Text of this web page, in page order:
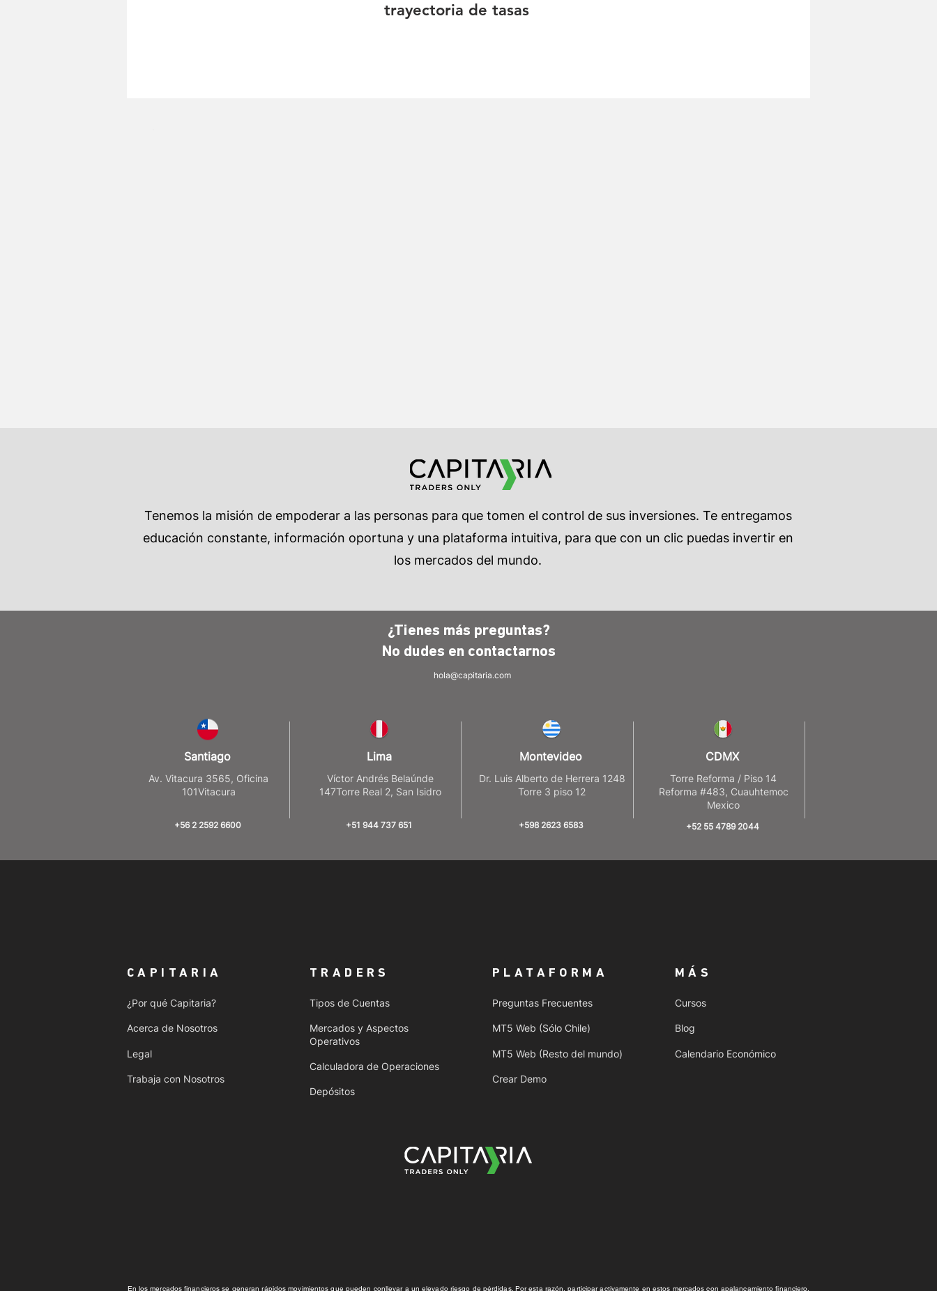
trayectoria de tasas
Tenemos la misión de empoderar a las personas para que tomen el control de sus inversiones. Te entregamos
educación constante, información oportuna y una plataforma intuitiva, para que con un clic puedas invertir en
los mercados del mundo.
¿Tienes más preguntas?
No dudes en contactarnos
hola@capitaria.com
Santiago
Av. Vitacura 3565, Oficina
101Vitacura
+56 2 2592 6600
Lima
Víctor Andrés Belaúnde
147Torre Real 2, San Isidro
+51 944 737 651
Montevideo
Dr. Luis Alberto de Herrera 1248
Torre 3 piso 12
+598 2623 6583
CDMX
Torre Reforma / Piso 14
Reforma #483, Cuauhtemoc
Mexico
+52 55 4789 2044
CAPITARIA
¿Por qué Capitaria?
Acerca de Nosotros
Legal
Trabaja con Nosotros
TRADERS
Tipos de Cuentas
Mercados y Aspectos
Operativos
Calculadora de Operaciones
Depósitos
PLATAFORMA
Preguntas Frecuentes
MT5 Web (Sólo Chile)
MT5 Web (Resto del mundo)
MÁS
Cursos
Blog
Calendario Económico
Crear Demo
En los mercados financieros se generan rápidos movimientos que pueden conllevar a un elevado riesgo de pérdidas. Por esta razón, participar activamente en estos mercados con apalancamiento financiero,